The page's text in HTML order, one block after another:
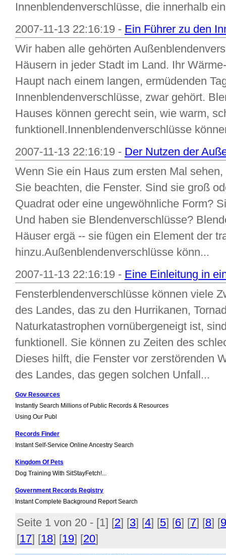
Innenblendenverschlüsse, die innerhalb
2007-11-13 22:16:19 - Ein Führer zu den
Wir haben alle gehörten
Häusern in jeder Stadt im Land. Ihr
Haupt nach einem langen, ermüdenden
Innenblendenverschlüsse, zwar gehört.
Hauses können gerecht sein, wie warm,
funktionell.Innenblendenverschlüsse
2007-11-13 22:16:19 - Der Nutzen der
Wenn Sie ein Haus zum ersten Mal
Sie beachten, die Fenster. Sind sie groß
Quadrat oder eine ungewöhnliche Form?
Und haben sie Blendenverschlüsse?
Häuser ergä -- sie fügen ein Element der
hinzu.Außenblendenverschlüsse könn...
2007-11-13 22:16:19 - Eine Einleitung in
Fensterblendenverschlüsse können viele
des Landes, das zu den Hurrikanen,
Naturkatastrophen vornübergeneigt ist,
funktionell. Sie können zu Zeiten des
Dieses hilft, die Fenster vor zerstörenden
des Landes, das gegen solchen Unfall...
Gov Resources
Instantly Search Millions of Public Records & Resources
Using Our Publ
Records Finder
Instant Self-Service Online Ancestry Search
Kingdom Of Pets
Dog Training With SitStayFetch!...
Government Records Registry
Instant Complete Background Report Search
Seite 1 von 20 - [1] [2] [3] [4] [5] [6] [7] [8] [9
[17] [18] [19] [20]